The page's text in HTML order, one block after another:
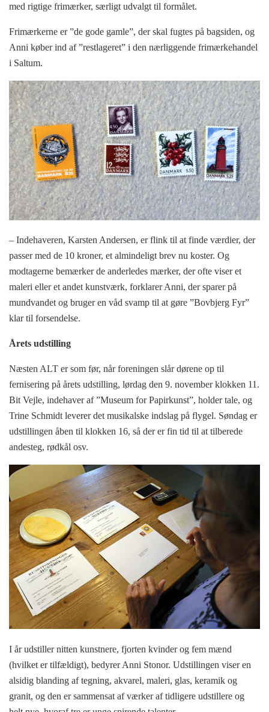
med rigtige frimærker, særligt udvalgt til formålet.
Frimærkerne er ”de gode gamle”, der skal fugtes på bagsiden, og
Anni køber ind af ”restlageret” i den nærliggende frimærkehandel
i Saltum.
– Indehaveren, Karsten Andersen, er flink til at finde værdier, der
passer med de 10 kroner, et almindeligt brev nu koster. Og
modtagerne bemærker de anderledes mærker, der ofte viser et
maleri eller et andet kunstværk, forklarer Anni, der sparer på
mundvandet og bruger en våd svamp til at gøre ”Bovbjerg Fyr”
klar til forsendelse.
Årets udstilling
Næsten ALT er som før, når foreningen slår dørene op til
fernisering på årets udstilling, lørdag den 9. november klokken 11.
Bit Vejle, indehaver af ”Museum for Papirkunst”, holder tale, og
Trine Schmidt leverer det musikalske indslag på flygel. Søndag er
udstillingen åben til klokken 16, så der er fin tid til at tilberede
andesteg, rødkål osv.
I år udstiller nitten kunstnere, fjorten kvinder og fem mænd
(hvilket er tilfældigt), bedyrer Anni Stonor. Udstillingen viser en
alsidig blanding af tegning, akvarel, maleri, glas, keramik og
granit, og den er sammensat af værker af tidligere udstillere og